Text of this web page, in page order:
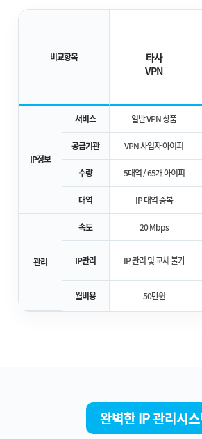
비교항목
타사
VPN
IP정보
서비스 일반 VPN 상품
공급기관 VPN 사업자 아이피
수량 5대역 / 65개 아이피
대역 IP 대역 중복
관리
속도 20 Mbps
IP관리 IP 관리 및 교체 불가
월비용 50만원
완벽한 IP 관리시